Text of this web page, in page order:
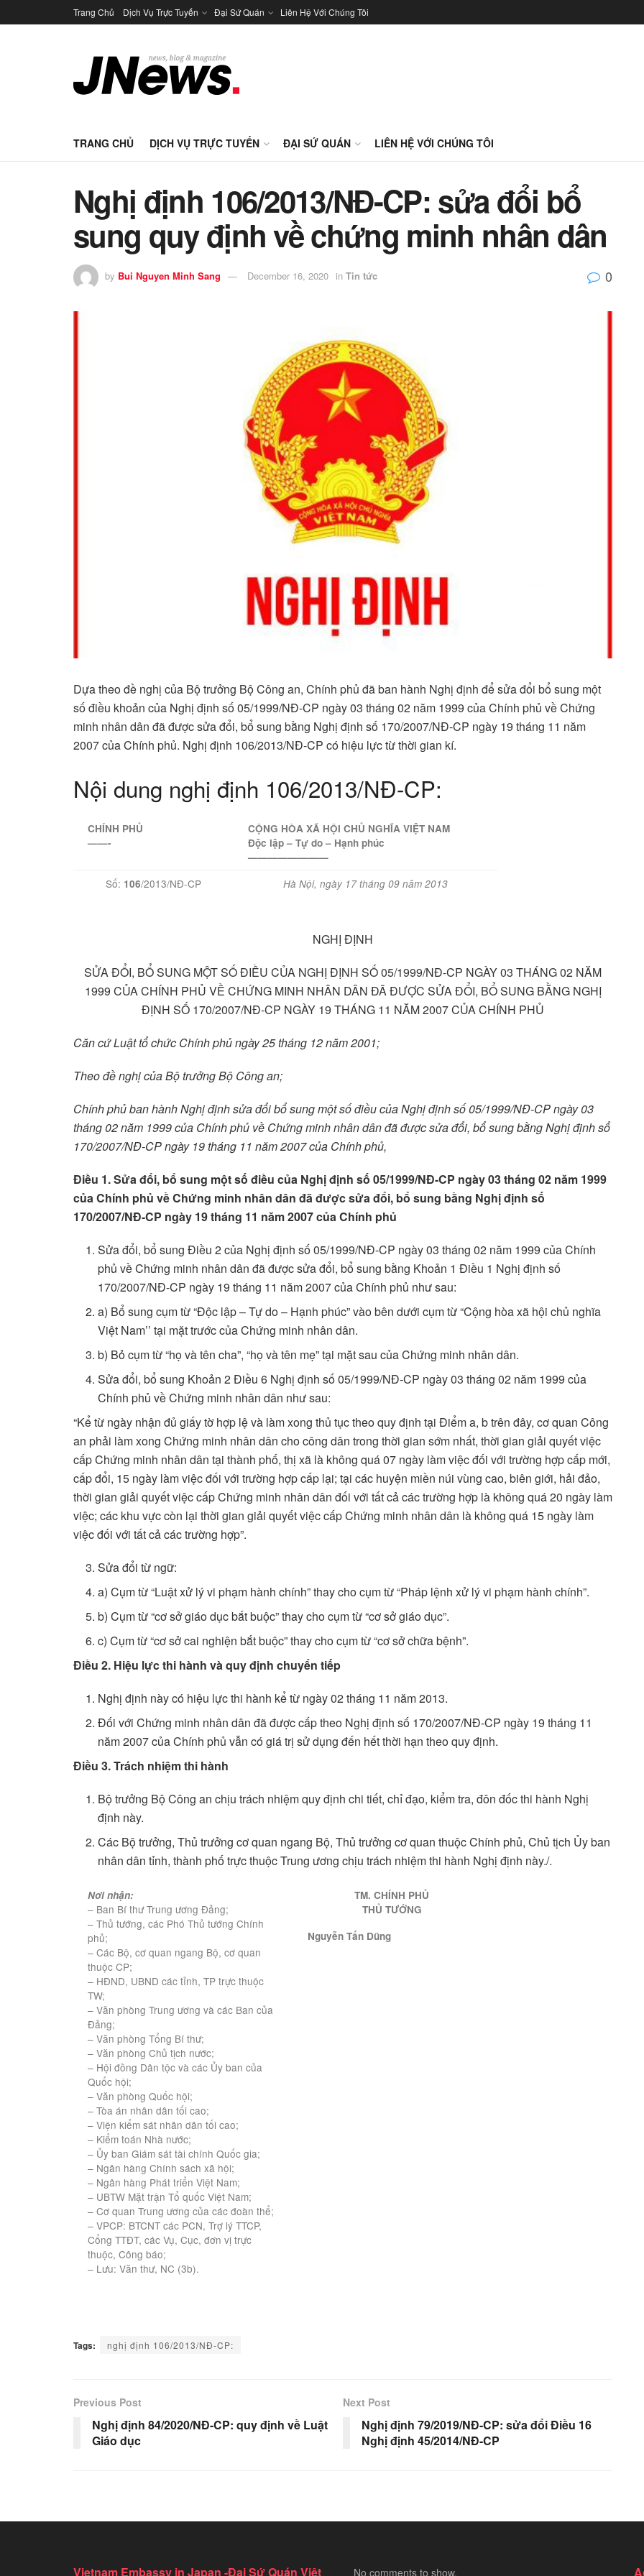
Trang Chủ Dịch Vụ Trực Tuyến Đại Sứ Quán Liên Hệ Với Chúng Tôi
TRANG CHỦ DỊCH VỤ TRỰC TUYẾN ĐẠI SỨ QUÁN LIÊN HỆ VỚI CHÚNG TÔI
Nghị định 106/2013/NĐ-CP: sửa đổi bổ
sung quy định về chứng minh nhân dân
by Bui Nguyen Minh Sang December 16, 2020 in Tin tức 0
Dựa theo đề nghị của Bộ trưởng Bộ Công an, Chính phủ đã ban hành Nghị định để sửa đổi bổ sung một
số điều khoản của Nghị định số 05/1999/NĐ-CP ngày 03 tháng 02 năm 1999 của Chính phủ về Chứng
minh nhân dân đã được sửa đổi, bổ sung bằng Nghị định số 170/2007/NĐ-CP ngày 19 tháng 11 năm
2007 của Chính phủ. Nghị định 106/2013/NĐ-CP có hiệu lực từ thời gian kí.
Nội dung nghị định 106/2013/NĐ-CP:
CHÍNH PHỦ
——-
CỘNG HÒA XÃ HỘI CHỦ NGHĨA VIỆT NAM
Độc lập – Tự do – Hạnh phúc
————————
Số: 106/2013/NĐ-CP Hà Nội, ngày 17 tháng 09 năm 2013
NGHỊ ĐỊNH
SỬA ĐỔI, BỔ SUNG MỘT SỐ ĐIỀU CỦA NGHỊ ĐỊNH SỐ 05/1999/NĐ-CP NGÀY 03 THÁNG 02 NĂM
1999 CỦA CHÍNH PHỦ VỀ CHỨNG MINH NHÂN DÂN ĐÃ ĐƯỢC SỬA ĐỔI, BỔ SUNG BẰNG NGHỊ
ĐỊNH SỐ 170/2007/NĐ-CP NGÀY 19 THÁNG 11 NĂM 2007 CỦA CHÍNH PHỦ
Căn cứ Luật tổ chức Chính phủ ngày 25 tháng 12 năm 2001;
Theo đề nghị của Bộ trưởng Bộ Công an;
Chính phủ ban hành Nghị định sửa đổi bổ sung một số điều của Nghị định số 05/1999/NĐ-CP ngày 03
tháng 02 năm 1999 của Chính phủ về Chứng minh nhân dân đã được sửa đổi, bổ sung bằng Nghị định sổ
170/2007/NĐ-CP ngày 19 tháng 11 năm 2007 của Chính phủ,
Điều 1. Sửa đổi, bổ sung một số điều của Nghị định số 05/1999/NĐ-CP ngày 03 tháng 02 năm 1999
của Chính phủ về Chứng minh nhân dân đã được sửa đổi, bổ sung bằng Nghị định số
170/2007/NĐ-CP ngày 19 tháng 11 năm 2007 của Chính phủ
Sửa đổi, bổ sung Điều 2 của Nghị định số 05/1999/NĐ-CP ngày 03 tháng 02 năm 1999 của Chính
phủ về Chứng minh nhân dân đã được sửa đổi, bổ sung bằng Khoản 1 Điều 1 Nghị định số
170/2007/NĐ-CP ngày 19 tháng 11 năm 2007 của Chính phủ như sau:
a) Bổ sung cụm từ “Độc lập – Tự do – Hạnh phúc” vào bên dưới cụm từ “Cộng hòa xã hội chủ nghĩa
Việt Nam’’ tại mặt trước của Chứng minh nhân dân.
b) Bỏ cụm từ “họ và tên cha”, “họ và tên mẹ” tại mặt sau của Chứng minh nhân dân.
Sửa đổi, bổ sung Khoản 2 Điều 6 Nghị định số 05/1999/NĐ-CP ngày 03 tháng 02 năm 1999 của
Chính phủ về Chứng minh nhân dân như sau:
“Kể từ ngày nhận đủ giấy tờ hợp lệ và làm xong thủ tục theo quy định tại Điểm a, b trên đây, cơ quan Công
an phải làm xong Chứng minh nhân dân cho công dân trong thời gian sớm nhất, thời gian giải quyết việc
cấp Chứng minh nhân dân tại thành phố, thị xã là không quá 07 ngày làm việc đối với trường hợp cấp mới,
cấp đổi, 15 ngày làm việc đối với trường hợp cấp lại; tại các huyện miền núi vùng cao, biên giới, hải đảo,
thời gian giải quyết việc cấp Chứng minh nhân dân đối với tất cả các trường hợp là không quá 20 ngày làm
việc; các khu vực còn lại thời gian giải quyết việc cấp Chứng minh nhân dân là không quá 15 ngày làm
việc đối với tất cả các trường hợp”.
Sửa đổi từ ngữ:
a) Cụm từ “Luật xử lý vi phạm hành chính” thay cho cụm từ “Pháp lệnh xử lý vi phạm hành chính”.
b) Cụm từ “cơ sở giáo dục bắt buộc” thay cho cụm từ “cơ sở giáo dục”.
c) Cụm từ “cơ sở cai nghiện bắt buộc” thay cho cụm từ “cơ sở chữa bệnh”.
Điều 2. Hiệu lực thi hành và quy định chuyển tiếp
Nghị định này có hiệu lực thi hành kể từ ngày 02 tháng 11 năm 2013.
Đối với Chứng minh nhân dân đã được cấp theo Nghị định số 170/2007/NĐ-CP ngày 19 tháng 11
năm 2007 của Chính phủ vẫn có giá trị sử dụng đến hết thời hạn theo quy định.
Điều 3. Trách nhiệm thi hành
Bộ trưởng Bộ Công an chịu trách nhiệm quy định chi tiết, chỉ đạo, kiểm tra, đôn đốc thi hành Nghị
định này.
Các Bộ trưởng, Thủ trưởng cơ quan ngang Bộ, Thủ trưởng cơ quan thuộc Chính phủ, Chủ tịch Ủy ban
nhân dân tỉnh, thành phố trực thuộc Trung ương chịu trách nhiệm thi hành Nghị định này./.
Nơi nhận:
– Ban Bí thư Trung ương Đảng;
– Thủ tướng, các Phó Thủ tướng Chính
phủ;
– Các Bộ, cơ quan ngang Bộ, cơ quan
thuộc CP;
– HĐND, UBND các tỉnh, TP trực thuộc
TW;
– Văn phòng Trung ương và các Ban của
Đảng;
– Văn phòng Tổng Bí thư;
– Văn phòng Chủ tịch nước;
– Hội đồng Dân tộc và các Ủy ban của
Quốc hội;
– Văn phòng Quốc hội;
– Tòa án nhân dân tối cao;
– Viện kiểm sát nhân dân tối cao;
– Kiểm toán Nhà nước;
– Ủy ban Giám sát tài chính Quốc gia;
– Ngân hàng Chính sách xã hội;
– Ngân hàng Phát triển Việt Nam;
– UBTW Mặt trận Tổ quốc Việt Nam;
– Cơ quan Trung ương của các đoàn thể;
– VPCP: BTCNT các PCN, Trợ lý TTCP,
Cổng TTĐT, các Vụ, Cục, đơn vị trực
thuộc, Công báo;
– Lưu: Văn thư, NC (3b).
TM. CHÍNH PHỦ
THỦ TƯỚNG
Nguyễn Tấn Dũng
Tags: nghị định 106/2013/NĐ-CP:
Previous Post
Nghị định 84/2020/NĐ-CP: quy định về Luật
Giáo dục
Next Post
Nghị định 79/2019/NĐ-CP: sửa đổi Điều 16
Nghị định 45/2014/NĐ-CP
Vietnam Embassy in Japan -Đại Sứ Quán Việt No comments to show.